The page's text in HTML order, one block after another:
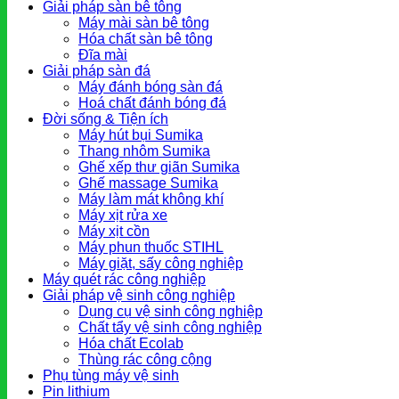
Giải pháp sàn bê tông
Máy mài sàn bê tông
Hóa chất sàn bê tông
Đĩa mài
Giải pháp sàn đá
Máy đánh bóng sàn đá
Hoá chất đánh bóng đá
Đời sống & Tiện ích
Máy hút bụi Sumika
Thang nhôm Sumika
Ghế xếp thư giãn Sumika
Ghế massage Sumika
Máy làm mát không khí
Máy xịt rửa xe
Máy xịt cồn
Máy phun thuốc STIHL
Máy giặt, sấy công nghiệp
Máy quét rác công nghiệp
Giải pháp vệ sinh công nghiệp
Dụng cụ vệ sinh công nghiệp
Chất tẩy vệ sinh công nghiệp
Hóa chất Ecolab
Thùng rác công cộng
Phụ tùng máy vệ sinh
Pin lithium